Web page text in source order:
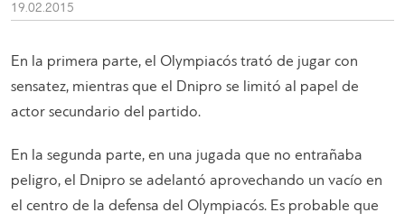
19.02.2015
En la primera parte, el Olympiacós trató de jugar con
sensatez, mientras que el Dnipro se limitó al papel de
actor secundario del partido.
En la segunda parte, en una jugada que no entrañaba
peligro, el Dnipro se adelantó aprovechando un vacío en
el centro de la defensa del Olympiacós. Es probable que